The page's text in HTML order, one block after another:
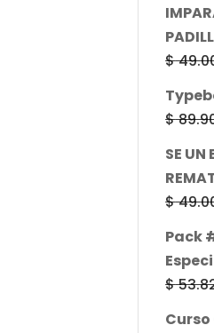
$
$
SE UN
$
Pack
$